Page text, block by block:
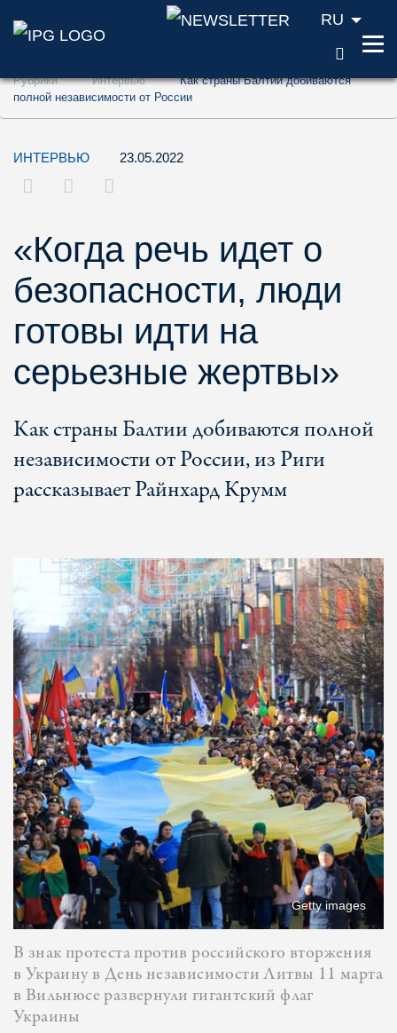
Перейти к содержанию (ключ доступа
Перейти к поиску (ключ доступа '2')
RU
Рубрики Интервью
Как страны Балтии добиваются
полной независимости от России
ИНТЕРВЬЮ 23.05.2022
«Когда речь идет о
безопасности, люди
готовы идти на
серьезные жертвы»
Как страны Балтии добиваются полной
независимости от России, из Риги
рассказывает Райнхард Крумм
Getty images
В знак протеста против российского вторжения
в Украину в День независимости Литвы 11 марта
в Вильнюсе развернули гигантский флаг
Украины